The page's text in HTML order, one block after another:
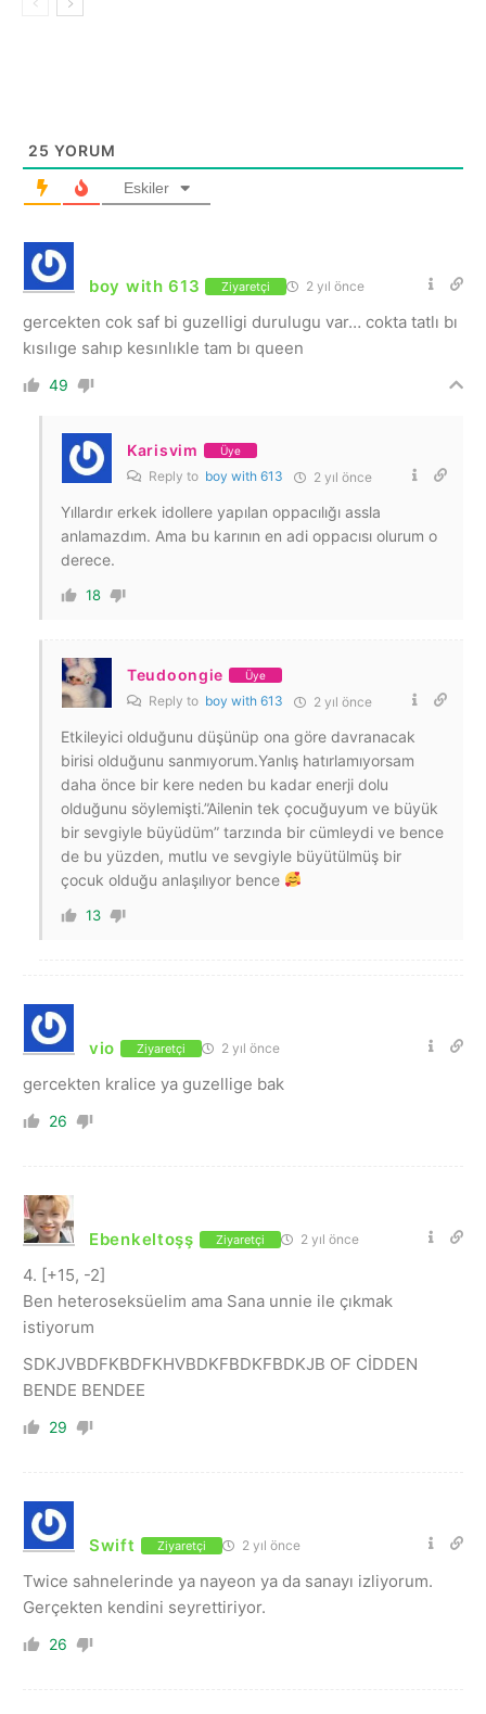
25 YORUM
Eskiler
boy with 613 Ziyaretçi 2 yıl önce
gercekten cok saf bi guzelligi durulugu var… cokta tatlı bı
kısılıge sahıp kesınlıkle tam bı queen
49
Karisvim Üye
Reply to boy with 613 2 yıl önce
Yıllardır erkek idollere yapılan oppacılığı assla
anlamazdım. Ama bu karının en adi oppacısı olurum o
derece.
18
Teudoongie Üye
Reply to boy with 613 2 yıl önce
Etkileyici olduğunu düşünüp ona göre davranacak
birisi olduğunu sanmıyorum.Yanlış hatırlamıyorsam
daha önce bir kere neden bu kadar enerji dolu
olduğunu söylemişti.”Ailenin tek çocuğuyum ve büyük
bir sevgiyle büyüdüm” tarzında bir cümleydi ve bence
de bu yüzden, mutlu ve sevgiyle büyütülmüş bir
çocuk olduğu anlaşılıyor bence
13
vio Ziyaretçi 2 yıl önce
gercekten kralice ya guzellige bak
26
Ebenkeltoşş Ziyaretçi 2 yıl önce
4. [+15, -2]
Ben heteroseksüelim ama Sana unnie ile çıkmak
istiyorum
SDKJVBDFKBDFKHVBDKFBDKFBDKJB OF CİDDEN
BENDE BENDEE
29
Swift Ziyaretçi 2 yıl önce
Twice sahnelerinde ya nayeon ya da sanayı izliyorum.
Gerçekten kendini seyrettiriyor.
26